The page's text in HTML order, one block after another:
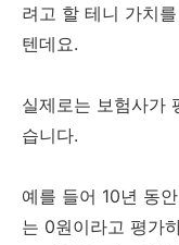
려고 할 테니 가치
텐데요.
실제로는 보험사가
습니다.
예를 들어 10년 동
는 0원이라고 평가